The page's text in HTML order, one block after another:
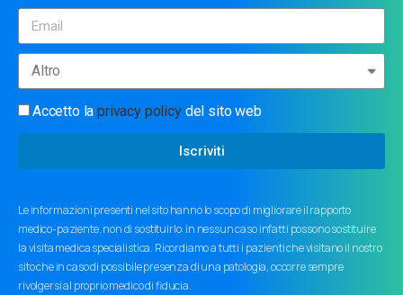
Accetto laprivacy policydel sito web
Iscriviti
Le informazioni presenti nel sito hanno lo scopo di migliorare il rapporto
medico-paziente, non di sostituirlo: in nessun caso infatti possono sostituire
la visita medica specialistica. Ricordiamo a tutti i pazienti che visitano il nostro
sito che in caso di possibile presenza di una patologia, occorre sempre
rivolgersi al proprio medico di fiducia.